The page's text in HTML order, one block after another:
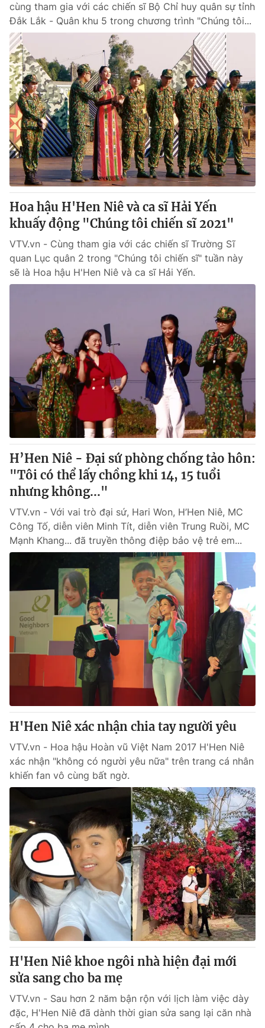
cùng tham gia với các chiến sĩ Bộ Chỉ huy quân sự tỉnh
Đắk Lắk - Quân khu 5 trong chương trình "Chúng tôi...
Hoa hậu H'Hen Niê và ca sĩ Hải Yến
khuấy động "Chúng tôi chiến sĩ 2021"
VTV.vn - Cùng tham gia với các chiến sĩ Trường Sĩ
quan Lục quân 2 trong "Chúng tôi chiến sĩ" tuần này
sẽ là Hoa hậu H'Hen Niê và ca sĩ Hải Yến.
H’Hen Niê - Đại sứ phòng chống tảo hôn:
"Tôi có thể lấy chồng khi 14, 15 tuổi
nhưng không..."
VTV.vn - Với vai trò đại sứ, Hari Won, H’Hen Niê, MC
Công Tố, diễn viên Minh Tít, diễn viên Trung Ruồi, MC
Mạnh Khang... đã truyền thông điệp bảo vệ trẻ em...
H'Hen Niê xác nhận chia tay người yêu
VTV.vn - Hoa hậu Hoàn vũ Việt Nam 2017 H'Hen Niê
xác nhận "không có người yêu nữa" trên trang cá nhân
khiến fan vô cùng bất ngờ.
H'Hen Niê khoe ngôi nhà hiện đại mới
sửa sang cho ba mẹ
VTV.vn - Sau hơn 2 năm bận rộn với lịch làm việc dày
đặc, H'Hen Niê đã dành thời gian sửa sang lại căn nhà